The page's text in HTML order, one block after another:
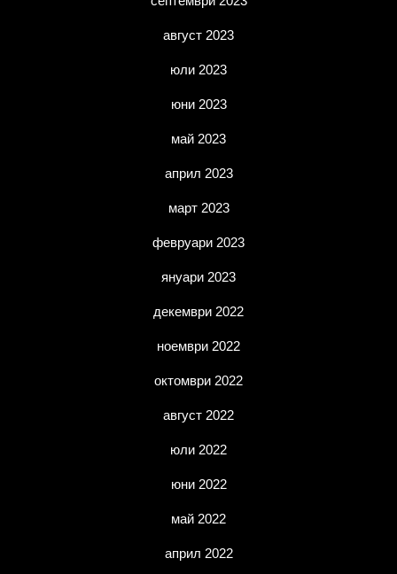
август 2023
юли 2023
юни 2023
май 2023
април 2023
март 2023
февруари 2023
януари 2023
декември 2022
ноември 2022
октомври 2022
август 2022
юли 2022
юни 2022
май 2022
април 2022